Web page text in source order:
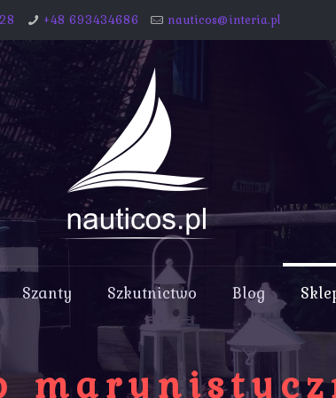
+48 693434686 nauticos@interia.pl
Szanty Szkutnictwo Blog